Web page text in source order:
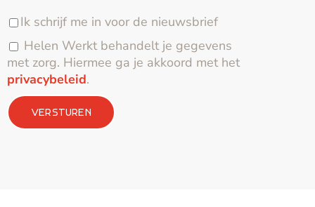
Ik schrijf me in voor de nieuwsbrief
Helen Werkt behandelt je gegevens
met zorg. Hiermee ga je akkoord met het
privacybeleid.